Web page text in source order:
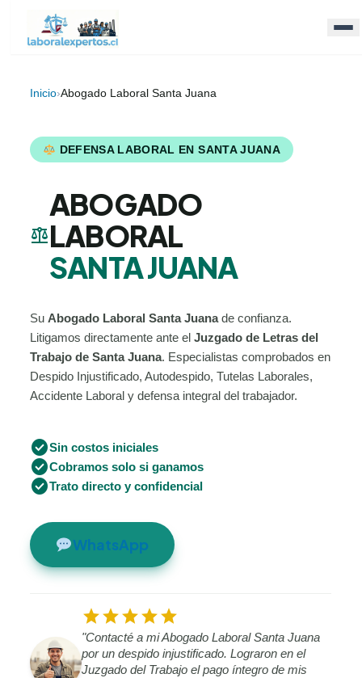
Inicio›Abogado Laboral Santa Juana
DEFENSA LABORAL EN SANTA JUANA
balance
ABOGADO
LABORAL
SANTA JUANA
Su Abogado Laboral Santa Juanade confianza.
Litigamos directamente ante elJuzgado de Letras del
Trabajo de Santa Juana. Especialistas comprobados en
Despido Injustificado, Autodespido, Tutelas Laborales,
Accidente Laboral y defensa integral del trabajador.
check_circleSin costos iniciales
check_circleCobramos solo si ganamos
check_circleTrato directo y confidencial
WhatsApp
starstarstarstarstar
"Contacté a mi Abogado Laboral Santa Juana
por un despido injustificado. Lograron en el
Juzgado del Trabajo el pago íntegro de mis